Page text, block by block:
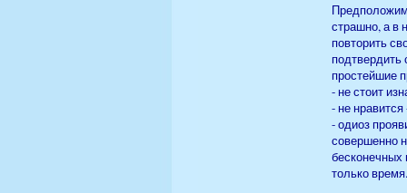
страшно, а в
повторить
подтвердить
простейшие
- не стоит
- не
- одиоз
совершенно
бесконечных
только